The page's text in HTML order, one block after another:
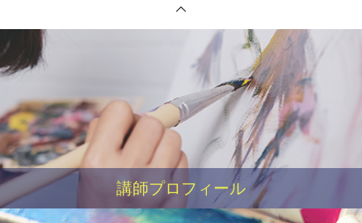
講師プロフィール